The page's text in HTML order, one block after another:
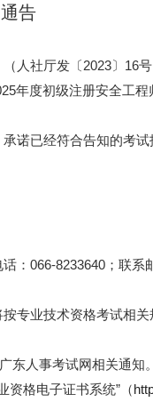
告
社厅发〔2023〕16
年度初级注册安全工
已经符合告知的考
066-8233640；联系邮
业技术资格考试相关
人事考试网相关通知。
资格电子证书系统”（